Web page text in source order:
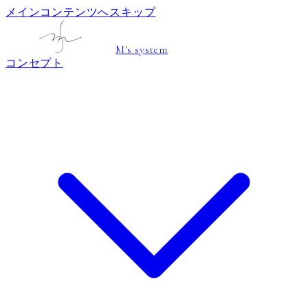
メインコンテンツへスキップ
M's system
コンセプト